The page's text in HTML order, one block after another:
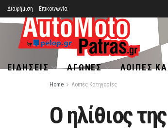
Διαφήμιση Επικοινωνία
ΕΙΔΉΣΕΙΣ ΑΓΏΝΕΣ ΛΟΙΠΈΣ
Home Λοιπές Κατηγορίες
Ο ηλίθιος